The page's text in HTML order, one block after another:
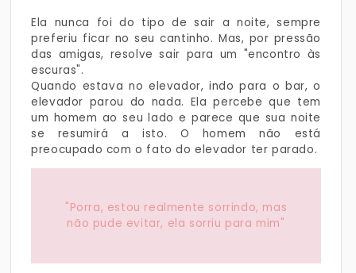
Ela nunca foi do tipo de sair a noite, sempre
preferiu ficar no seu cantinho. Mas, por pressão
das amigas, resolve sair para um "encontro às
escuras".
Quando estava no elevador, indo para o bar, o
elevador parou do nada. Ela percebe que tem
um homem ao seu lado e parece que sua noite
se resumirá a isto. O homem não está
preocupado com o fato do elevador ter parado.
"Porra, estou realmente sorrindo, mas
não pude evitar, ela sorriu para mim"